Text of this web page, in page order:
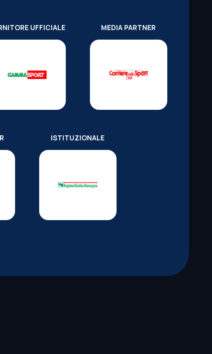
UFFICIALE MEDIA PARTNER
ISTITUZIONALE